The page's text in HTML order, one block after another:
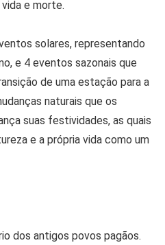
e morte.
solares, representando
e 4 eventos sazonais que
de uma estação para a
naturais que os
suas festividades, as quais
e a própria vida como um
dos antigos povos pagãos.